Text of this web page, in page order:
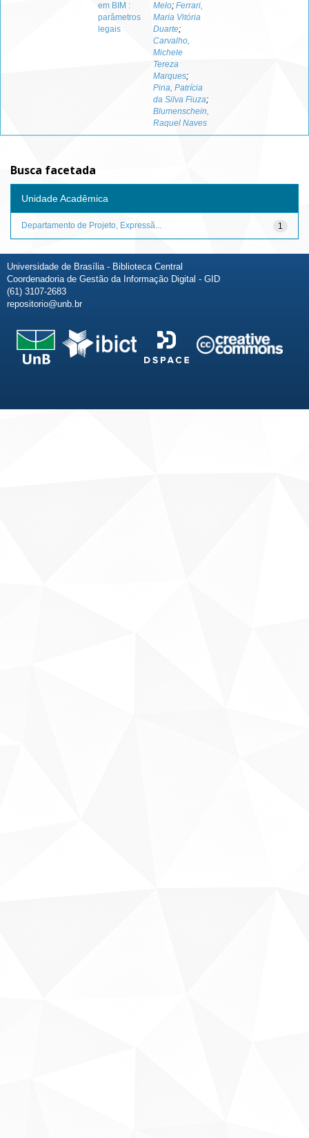
em BIM :
parâmetros
legais
Melo; Ferrari,
Maria Vitória
Duarte;
Carvalho,
Michele
Tereza
Marques;
Pina, Patrícia
da Silva Fiuza;
Blumenschein,
Raquel Naves
Busca facetada
Unidade Acadêmica
1
Departamento de Projeto, Expressã...
Universidade de Brasília - Biblioteca Central
Coordenadoria de Gestão da Informação Digital - GID
(61) 3107-2683
repositorio@unb.br